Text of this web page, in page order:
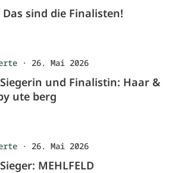
Das sind die Finalisten!
· 26. Mai 2026
Siegerin und Finalistin: Haar &
ute berg
· 26. Mai 2026
MEHLFELD